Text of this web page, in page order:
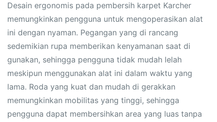
Desain ergonomis pada pembersih karpet Karcher
memungkinkan pengguna untuk mengoperasikan alat
ini dengan nyaman. Pegangan yang di rancang
sedemikian rupa memberikan kenyamanan saat di
gunakan, sehingga pengguna tidak mudah lelah
meskipun menggunakan alat ini dalam waktu yang
lama. Roda yang kuat dan mudah di gerakkan
memungkinkan mobilitas yang tinggi, sehingga
pengguna dapat membersihkan area yang luas tanpa